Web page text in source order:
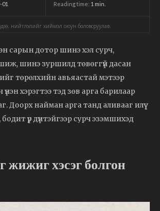
01 Reading time: 1 min.
нийтлэлийг хиймэл оюун боловсруулав.
сарын дотор шинэ хэл сурч,
шинэ зуршилд төвөггүй дасан
төрөлхийн авьяастай мэтээр
хэрэгтээ тэд зөв арга барилаар
Доорх найман арга танд аливааг илүү
бодит үр дүнтэйгээр сурч эзэмшихэд
жижиг хэсэг болгон